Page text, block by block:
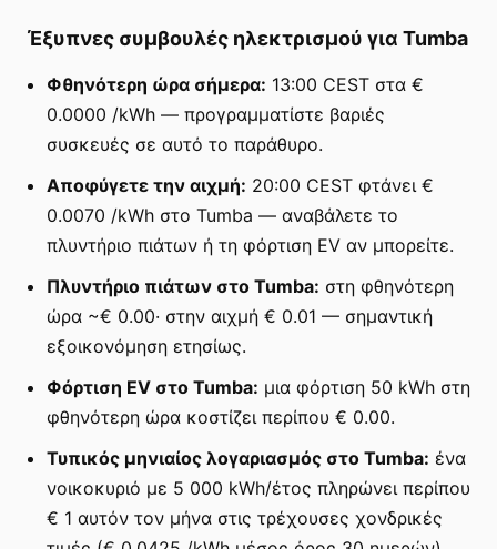
Έξυπνες συμβουλές ηλεκτρισμού για Tumba
Φθηνότερη ώρα σήμερα: 13:00 CEST στα €
0.0000 /kWh — προγραμματίστε βαριές
συσκευές σε αυτό το παράθυρο.
Αποφύγετε την αιχμή: 20:00 CEST φτάνει €
0.0070 /kWh στο Tumba — αναβάλετε το
πλυντήριο πιάτων ή τη φόρτιση EV αν μπορείτε.
Πλυντήριο πιάτων στο Tumba: στη φθηνότερη
ώρα ~€ 0.00· στην αιχμή € 0.01 — σημαντική
εξοικονόμηση ετησίως.
Φόρτιση EV στο Tumba: μια φόρτιση 50 kWh στη
φθηνότερη ώρα κοστίζει περίπου € 0.00.
Τυπικός μηνιαίος λογαριασμός στο Tumba: ένα
νοικοκυριό με 5 000 kWh/έτος πληρώνει περίπου
€ 1 αυτόν τον μήνα στις τρέχουσες χονδρικές